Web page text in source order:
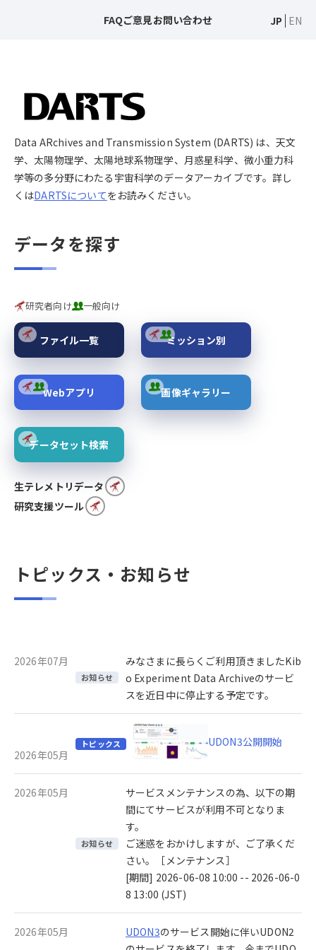
FAQご意見お問い合わせ JP EN
Data ARchives and Transmission System (DARTS) は、天文
学、太陽物理学、太陽地球系物理学、月惑星科学、微小重力科
学等の多分野にわたる宇宙科学のデータアーカイブです。詳し
くはDARTSについてをお読みください。
データを探す
研究者向け 一般向け
ファイル一覧 ミッション別
Webアプリ 画像ギャラリー
データセット検索
生テレメトリデータ
研究支援ツール
トピックス・お知らせ
2026年07月
お知らせ
みなさまに長らくご利用頂きましたKib
o Experiment Data Archiveのサービ
スを近日中に停止する予定です。
2026年05月
トピックス UDON3公開開始
2026年05月
お知らせ
サービスメンテナンスの為、以下の期
間にてサービスが利用不可となりま
す。
ご迷惑をおかけしますが、ご了承くだ
さい。［メンテナンス］
[期間] 2026-06-08 10:00 -- 2026-06-0
8 13:00 (JST)
2026年05月 UDON3のサービス開始に伴いUDON2